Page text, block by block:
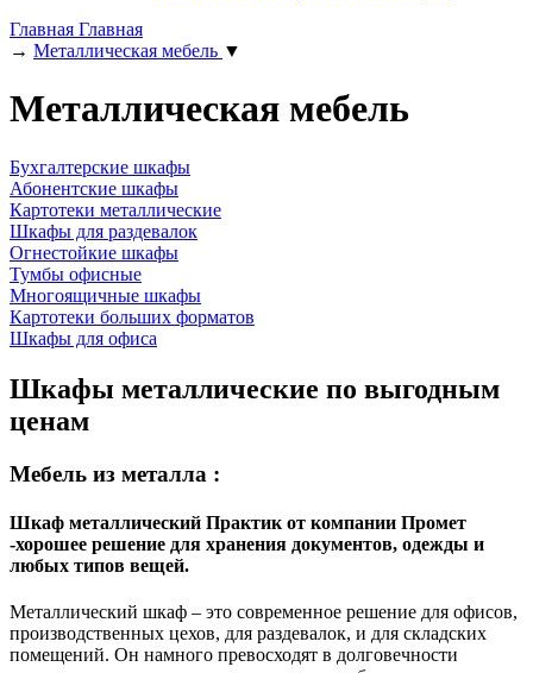
Главная Главная
→ Металлическая мебель ▼
Металлическая мебель
Бухгалтерские шкафы
Абонентские шкафы
Картотеки металлические
Шкафы для раздевалок
Огнестойкие шкафы
Тумбы офисные
Многоящичные шкафы
Картотеки больших форматов
Шкафы для офиса
Шкафы металлические по выгодным
ценам
Мебель из металла :
Шкаф металлический Практик от компании Промет
-хорошее решение для хранения документов, одежды и
любых типов вещей.
Металлический шкаф – это современное решение для офисов,
производственных цехов, для раздевалок, и для складских
помещений. Он намного превосходят в долговечности